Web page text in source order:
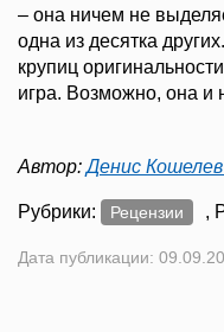
– она ничем не
одна из десятка
крупиц
игра. Возможно, она и
Автор:Денис
Рубрики: Рецензии ,
Дата публикации: